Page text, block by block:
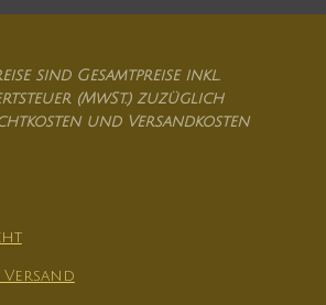
sind Gesamtpreise inkl.
(MwSt.) zuzüglich
und Versandkosten